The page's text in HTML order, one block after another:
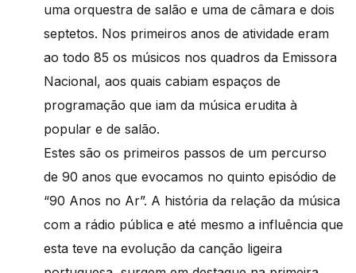
uma orquestra de salão e uma de câmara e dois
septetos. Nos primeiros anos de atividade eram
ao todo 85 os músicos nos quadros da Emissora
Nacional, aos quais cabiam espaços de
programação que iam da música erudita à
popular e de salão.
Estes são os primeiros passos de um percurso
de 90 anos que evocamos no quinto episódio de
“90 Anos no Ar”. A história da relação da música
com a rádio pública e até mesmo a influência que
esta teve na evolução da canção ligeira